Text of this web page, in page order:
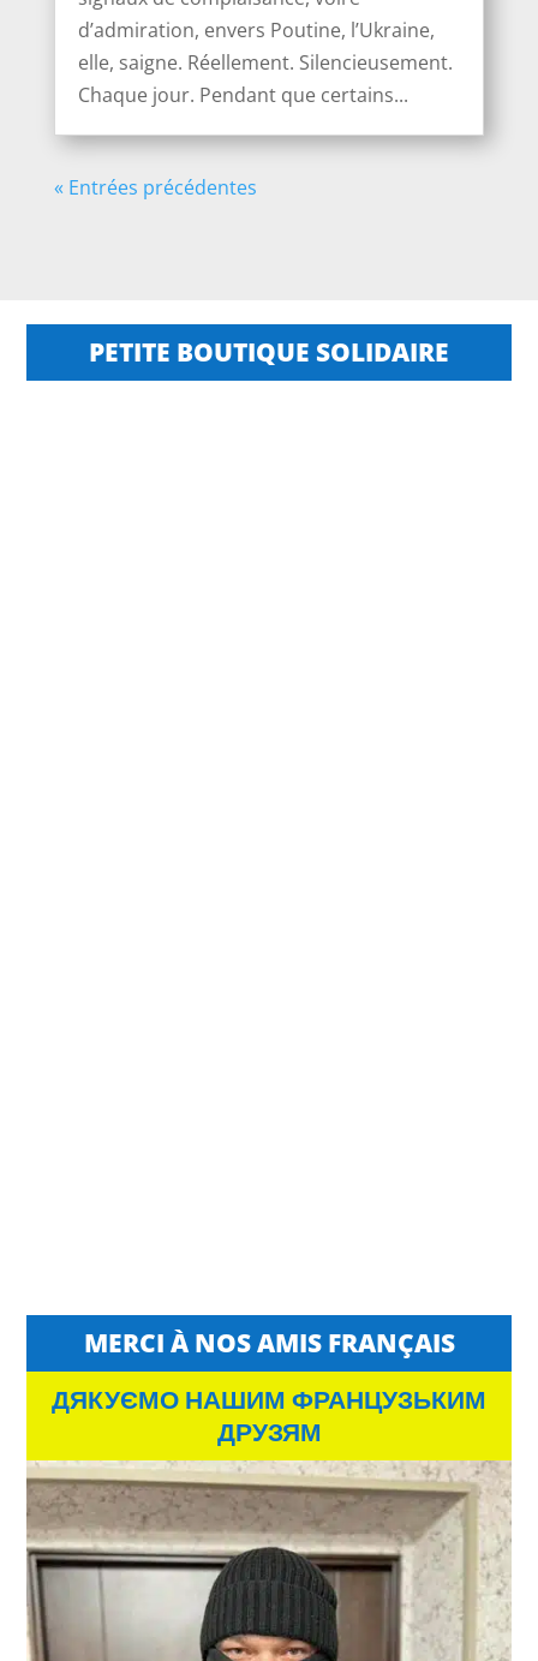
d’admiration, envers Poutine, l’Ukraine,
elle, saigne. Réellement. Silencieusement.
Chaque jour. Pendant que certains...
« Entrées précédentes
PETITE BOUTIQUE SOLIDAIRE
MERCI À NOS AMIS FRANÇAIS
ДЯКУЄМО НАШИМ ФРАНЦУЗЬКИМ
ДРУЗЯМ